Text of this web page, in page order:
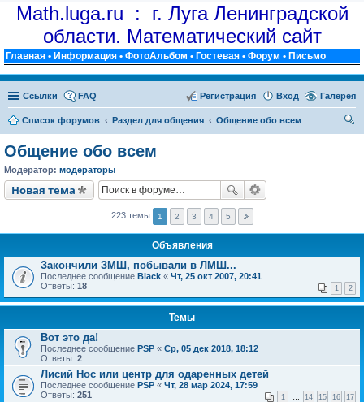
Math.luga.ru : г. Луга Ленинградской
области. Математический сайт
Главная • Информация • ФотоАльбом • Гостевая • Форум • Письмо
Ссылки Галерея
FAQ Вход
Регистрация
Список форумов Раздел для общения
Общение обо всем
Общение обо всем
Модератор: модераторы
Новая тема
223 темы 1 2 3 4 5
Объявления
Закончили ЗМШ, побывали в ЛМШ...
Последнее сообщение Black « Чт, 25 окт 2007, 20:41
Ответы: 18 1 2
Темы
Вот это да!
Последнее сообщение PSP « Ср, 05 дек 2018, 18:12
Ответы: 2
Лисий Нос или центр для одаренных детей
Последнее сообщение PSP « Чт, 28 мар 2024, 17:59
Ответы: 251 1 14 15 16 17